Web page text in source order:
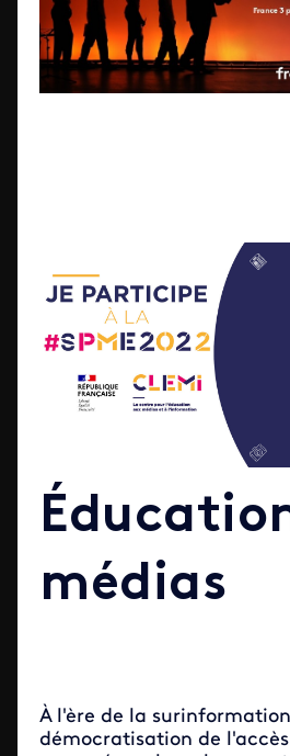
À l'ère de la
démocratisation de